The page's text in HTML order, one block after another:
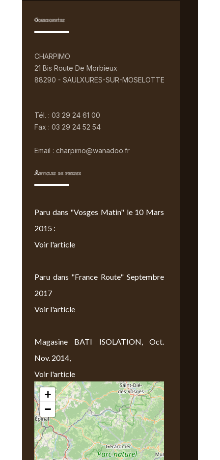
Coordonnées
CHARPIMO
21 Bis Route De Morbieux
88290 - SAULXURES-SUR-MOSELOTTE
Tél. : 03 29 24 61 00
Fax : 03 29 24 52 54
Email : charpimo@wanadoo.fr
Articles de presse
Paru dans "Vosges Matin" le 10 Mars
2015 :
Voir l'article
Paru dans "France Route" Septembre
2017
Voir l'article
Magasine BATI ISOLATION, Oct.
Nov. 2014,
Voir l'article
Nous Trouver
+
−